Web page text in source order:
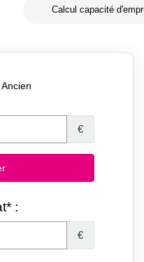
Calcul capacité